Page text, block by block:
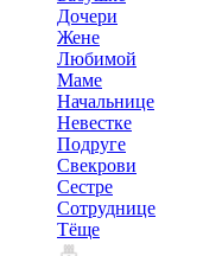
Дочери
Жене
Любимой
Маме
Начальнице
Невестке
Подруге
Свекрови
Сестре
Сотруднице
Тёще